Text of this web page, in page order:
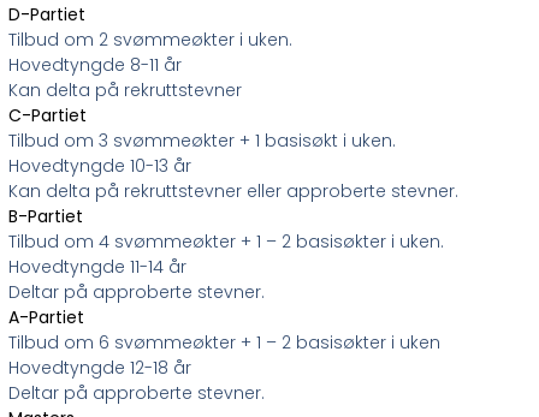
D-Partiet
Tilbud om 2 svømmeøkter i uken.
Hovedtyngde 8-11 år
Kan delta på rekruttstevner
C-Partiet
Tilbud om 3 svømmeøkter + 1 basisøkt i uken.
Hovedtyngde 10-13 år
Kan delta på rekruttstevner eller approberte stevner.
B-Partiet
Tilbud om 4 svømmeøkter + 1 – 2 basisøkter i uken.
Hovedtyngde 11-14 år
Deltar på approberte stevner.
A-Partiet
Tilbud om 6 svømmeøkter + 1 – 2 basisøkter i uken
Hovedtyngde 12-18 år
Deltar på approberte stevner.